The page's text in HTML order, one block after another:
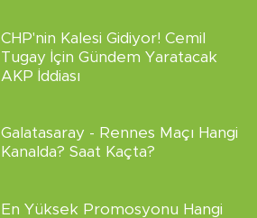
CHP'nin Kalesi Gidiyor! Cemil
Tugay İçin Gündem Yaratacak
AKP İddiası
Galatasaray - Rennes Maçı Hangi
Kanalda? Saat Kaçta?
En Yüksek Promosyonu Hangi